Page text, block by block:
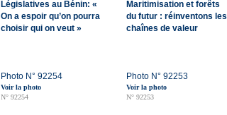
Législatives au Bénin: «
On a espoir qu’on pourra
choisir qui on veut »
Photo N° 92254
Voir la photo
N° 92254
Maritimisation et forêts
du futur : réinventons les
chaînes de valeur
Photo N° 92253
Voir la photo
N° 92253